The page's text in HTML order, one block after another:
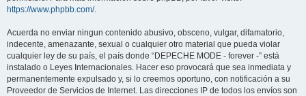
https://www.phpbb.com/.
Acuerda no enviar ningun contenido abusivo, obsceno, vulgar, difamatorio,
indecente, amenazante, sexual o cualquier otro material que pueda violar
cualquier ley de su país, el país donde “DEPECHE MODE - forever -” está
instalado o Leyes Internacionales. Hacer eso provocará que sea inmediata y
permanentemente expulsado y, si lo creemos oportuno, con notificación a su
Proveedor de Servicios de Internet. Las direcciones IP de todos los envíos son